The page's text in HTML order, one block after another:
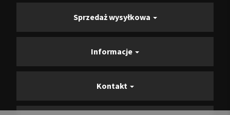
Sprzedaż wysyłkowa
Informacje
Kontakt